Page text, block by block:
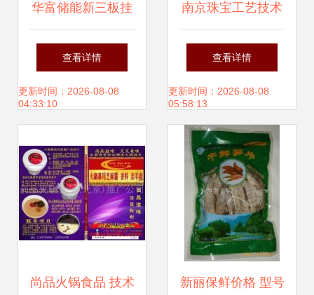
华富储能新三板挂
牌上市，专注蓄电
池技术转让与创新
查看详情
更新时间：2026-08-08
04:33:10
南京珠宝工艺技术
研究院技术转让细
则
查看详情
更新时间：2026-08-08
05:58:13
尚品火锅食品 技术 新丽保鲜价格 型号